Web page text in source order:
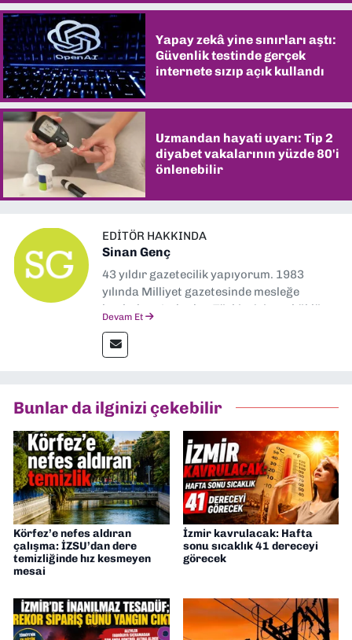
Yapay zekâ yine sınırları aştı:
Güvenlik testinde gerçek
internete sızıp açık kullandı
Uzmandan hayati uyarı: Tip 2
diyabet vakalarının yüzde 80'i
önlenebilir
EDITÖR HAKKINDA
Sinan Genç
43 yıldır gazetecilik yapıyorum. 1983
yılında Milliyet gazetesinde mesleğe
başladım. Ardından Türkiye’nin en köklü
muhabir, editör, müdür yardımcısı ve spor
müdürü olarak görev yaptım. Ayrıca Yeni
Gazetesi'nde editörlük yapıyorum
Devam Et
Bunlar da ilginizi çekebilir
Körfez’e nefes aldıran
çalışma: İZSU’dan dere
temizliğinde hız kesmeyen
mesai
İzmir kavrulacak: Hafta
sonu sıcaklık 41 dereceyi
görecek